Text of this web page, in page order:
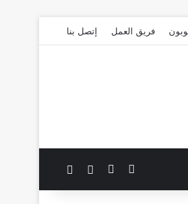
فريق العمل إتصل بنا
فيسبوك الوضع المظلم